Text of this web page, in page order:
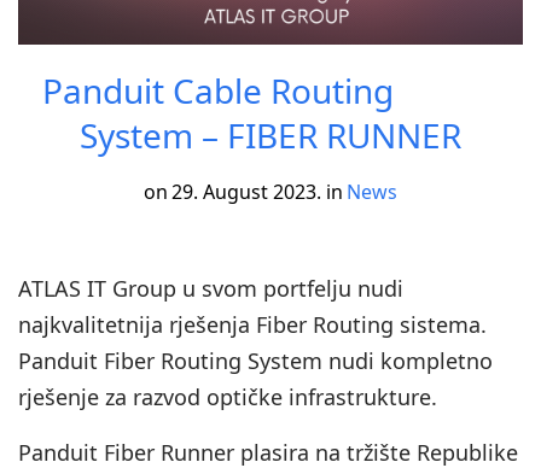
Panduit Cable Routing
System – FIBER RUNNER
on29. August 2023. in News
ATLAS IT Group u svom portfelju nudi
najkvalitetnija rješenja Fiber Routing sistema.
Panduit Fiber Routing System nudi kompletno
rješenje za razvod optičke infrastrukture.
Panduit Fiber Runner plasira na tržište Republike